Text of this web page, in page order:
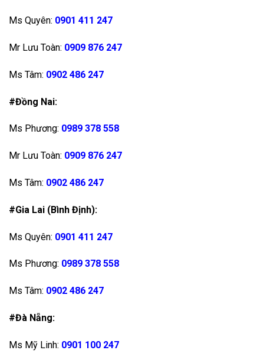
Ms Quyên: 0901 411 247
Mr Lưu Toàn: 0909 876 247
Ms Tâm: 0902 486 247
#Đồng Nai:
Ms Phương: 0989 378 558
Mr Lưu Toàn: 0909 876 247
Ms Tâm: 0902 486 247
#Gia Lai (Bình Định):
Ms Quyên: 0901 411 247
Ms Phương: 0989 378 558
Ms Tâm: 0902 486 247
#Đà Nẵng:
Ms Mỹ Linh: 0901 100 247